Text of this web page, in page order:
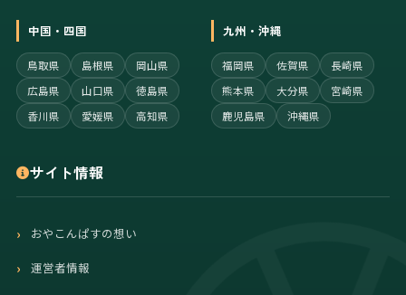
中国・四国
鳥取県 島根県
岡山県
広島県
山口県
徳島県
香川県
愛媛県 高知県
九州・沖縄
福岡県 佐賀県
長崎県
熊本県
大分県
宮崎県
鹿児島県
沖縄県
サイト情報
おやこんぱすの想い
運営者情報